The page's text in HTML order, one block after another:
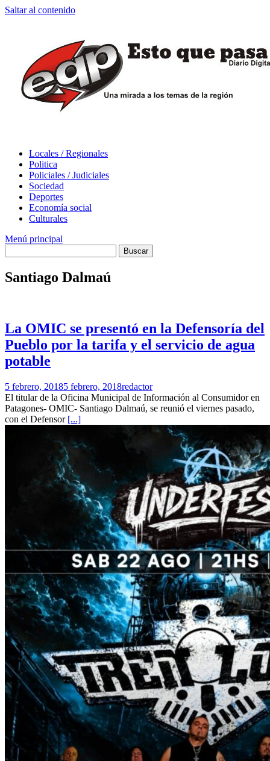
Saltar al contenido
Locales / Regionales
Politica
Policiales / Judiciales
Sociedad
Deportes
Economía social
Culturales
Menú principal
Santiago Dalmaú
La OMIC se presentó en la Defensoría del
Pueblo por la tarifa y el servicio de agua
potable
5 febrero, 20185 febrero, 2018redactor
El titular de la Oficina Municipal de Información al Consumidor en
Patagones- OMIC- Santiago Dalmaú, se reunió el viernes pasado,
con el Defensor [...]